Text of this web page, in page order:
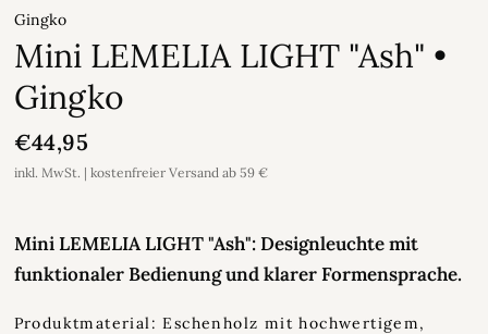
Gingko
Mini LEMELIA LIGHT "Ash" •
Gingko
€44,95
inkl. MwSt. | kostenfreier Versand ab 59 €
Mini LEMELIA LIGHT "Ash": Designleuchte mit
funktionaler Bedienung und klarer Formensprache.
Produktmaterial: Eschenholz mit hochwertigem,